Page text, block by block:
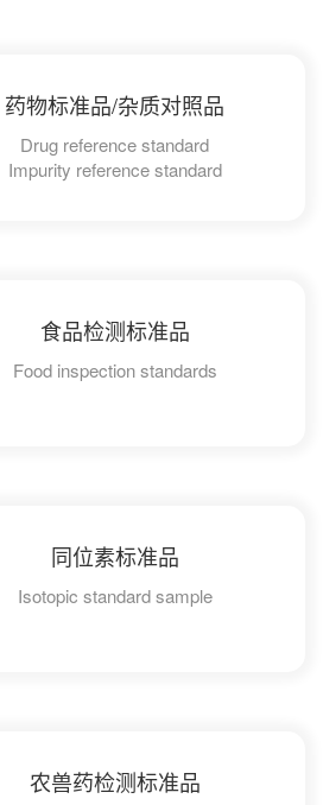
药物标准品/杂质对照品
Drug reference standard
Impurity reference standard
食品检测标准品
Food inspection standards
同位素标准品
Isotopic standard sample
农兽药检测标准品